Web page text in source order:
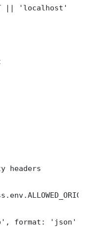
|| 'localhost'
headers
format: 'json'